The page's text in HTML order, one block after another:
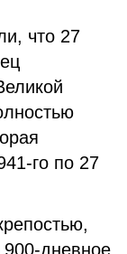
что 27
го по 27
900-дневное